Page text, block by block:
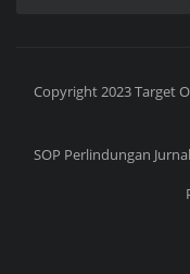
Copyright 2023 Target
SOP Perlindungan